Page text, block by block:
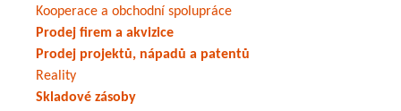
Kooperace a obchodní spolupráce
Prodej firem a akvizice
Prodej projektů, nápadů a patentů
Reality
Skladové zásoby